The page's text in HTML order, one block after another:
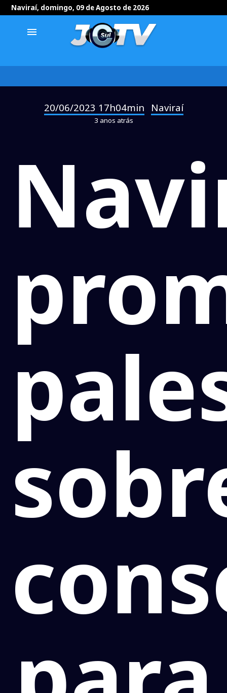
Naviraí, domingo, 09 de Agosto de 2026
menu
20/06/2023 17h04min Naviraí
3 anos atrás